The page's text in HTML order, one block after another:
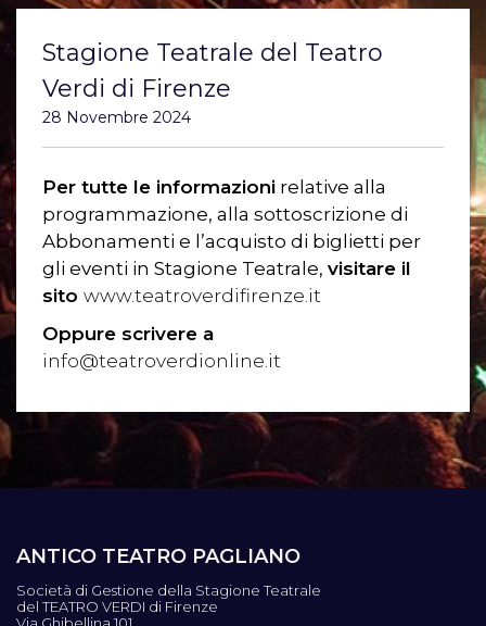
trasparenza
Stagione Teatrale del Teatro
Verdi di Firenze
28 Novembre 2024
Per tutte le informazioni relative alla
programmazione, alla sottoscrizione di
Abbonamenti e l’acquisto di biglietti per
gli eventi in Stagione Teatrale, visitare il
sito www.teatroverdifirenze.it
Oppure scrivere a
info@teatroverdionline.it
ANTICO TEATRO PAGLIANO
Società di Gestione della Stagione Teatrale
del TEATRO VERDI di Firenze